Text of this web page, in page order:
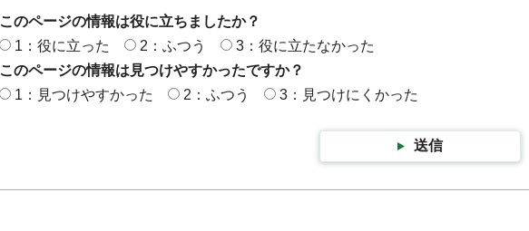
このページの情報は役に立ちましたか？
1：役に立った
2：ふつう
3：役に立たなかった
このページの情報は見つけやすかったですか？
1：見つけやすかった
2：ふつう 3：見つけにくかった
送信